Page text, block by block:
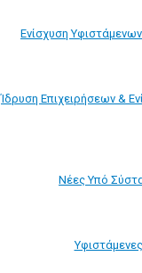
Ενίσχυση
Ίδρυση Επιχειρήσεων &
Νέες Υπό